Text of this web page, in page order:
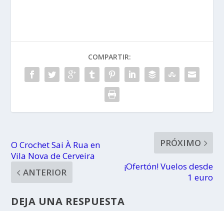
COMPARTIR:
O Crochet Sai À Rua en
Vila Nova de Cerveira
ANTERIOR
PRÓXIMO
¡Ofertón! Vuelos desde
1 euro
DEJA UNA RESPUESTA